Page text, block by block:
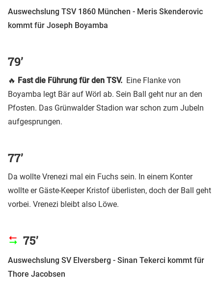
Auswechslung TSV 1860 München - Meris Skenderovic
kommt für Joseph Boyamba
79’
🔥 Fast die Führung für den TSV. Eine Flanke von
Boyamba legt Bär auf Wörl ab. Sein Ball geht nur an den
Pfosten. Das Grünwalder Stadion war schon zum Jubeln
aufgesprungen.
77’
Da wollte Vrenezi mal ein Fuchs sein. In einem Konter
wollte er Gäste-Keeper Kristof überlisten, doch der Ball geht
vorbei. Vrenezi bleibt also Löwe.
75’
Auswechslung SV Elversberg - Sinan Tekerci kommt für
Thore Jacobsen